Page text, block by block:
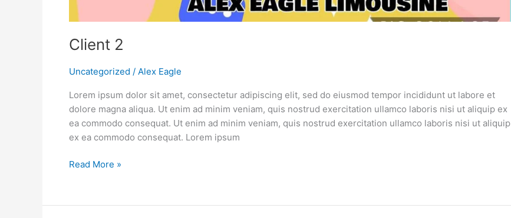
Client 2
Uncategorized / Alex Eagle
Lorem ipsum dolor sit amet, consectetur adipiscing elit, sed do eiusmod tempor incididunt ut labore et
dolore magna aliqua. Ut enim ad minim veniam, quis nostrud exercitation ullamco laboris nisi ut aliquip ex
ea commodo consequat. Ut enim ad minim veniam, quis nostrud exercitation ullamco laboris nisi ut aliquip
ex ea commodo consequat. Lorem ipsum
Read More »